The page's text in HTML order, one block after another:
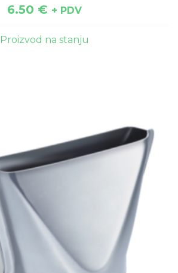
6.50 € + PDV
Proizvod na stanju